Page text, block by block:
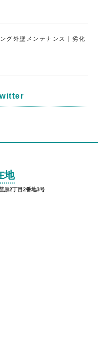
グ外壁メンテナンス｜劣化
地
原2丁目2番地3号